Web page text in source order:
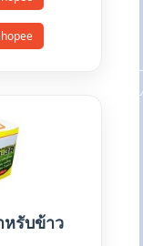
หรับข้าว